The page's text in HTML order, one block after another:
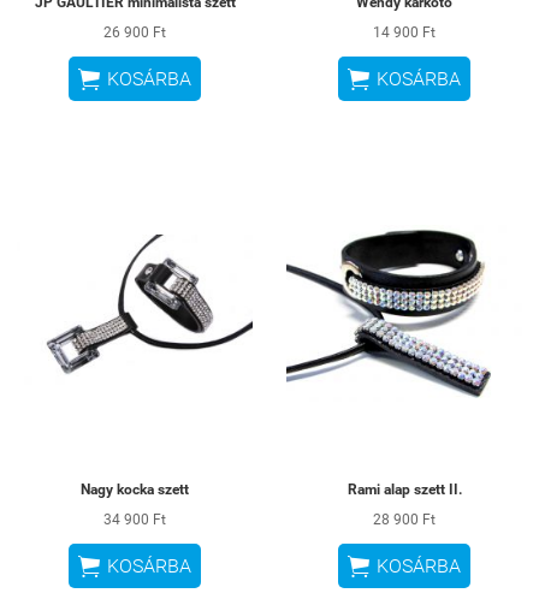
26 900 Ft
 KOSÁRBA
14 900 Ft
 KOSÁRBA
Nagy kocka szett
34 900 Ft
 KOSÁRBA
Rami alap szett II.
28 900 Ft
 KOSÁRBA